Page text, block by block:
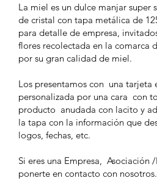
La miel es un dulce manjar super
de cristal con tapa metálica de
para detalle de empresa,
flores recolectada en la comarca
por su gran calidad de miel.
Los presentamos con una tarjeta
personalizada por una cara con
producto anudada con lacito y
la tapa con la información que
logos, fechas, etc.
Si eres una Empresa, Asociación
ponerte en contacto con nosotros.